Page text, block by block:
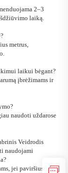
2–3
laiką.
metrus,
laikui bėgant?
įbrėžimams ir
naudoti uždarose
Veidrodis
naudojami
jei paviršius